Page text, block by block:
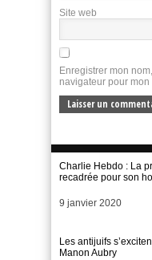
Site web
Enregistrer mon
navigateur pour
Charlie Hebdo : La
recadrée pour son
Date
9 janvier 2020
Les antijuifs
Manon Aubry